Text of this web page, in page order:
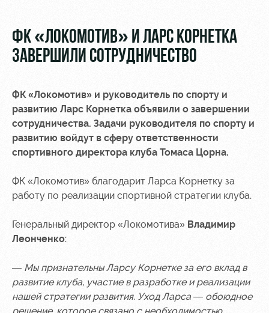
Фото
РЖД
Арена
Организация
мероприятий
Аренда
полей
Аренда
площадей
дворец
Занятия
спортом
Локо
Старт
Локо-Лето
Как
Руководство
Академии
Информация
для
болельщиков
Банковская
«Локомотив»
Карта
болельщика
Парковка
ФК «ЛОКОМОТИВ» И ЛАРС КОРНЕТКА
ЗАВЕРШИЛИ СОТРУДНИЧЕСТВО
ФК «Локомотив» и руководитель по спорту и
развитию Ларс Корнетка объявили о завершении
сотрудничества. Задачи руководителя по спорту и
развитию войдут в сферу ответственности
спортивного директора клуба Томаса Цорна.
ФК «Локомотив» благодарит Ларса Корнетку за
работу по реализации спортивной стратегии клуба.
Генеральный директор «Локомотива» Владимир
Леонченко:
— Мы признательны Ларсу Корнетке за его вклад в
развитие клуба, участие в разработке и реализации
нашей стратегии развития. Уход Ларса — обоюдное